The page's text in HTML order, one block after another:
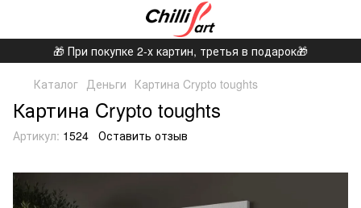
🎁 При покупке 2-х картин, третья в подарок🎁
Каталог Деньги Картина Crypto toughts
Картина Crypto toughts
Артикул: 1524 Оставить отзыв